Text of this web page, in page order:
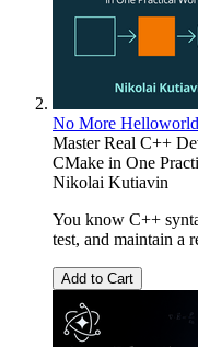
No More
Master Real C++
CMake in One
Nikolai Kutiavin
You know C++
test, and maintain a
Add to Cart